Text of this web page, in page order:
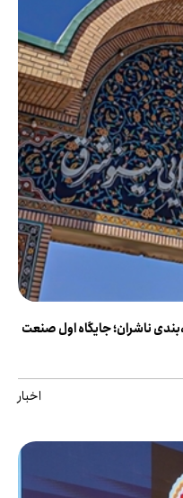
ناشران؛ جایگاه اول صنعت
اخبار